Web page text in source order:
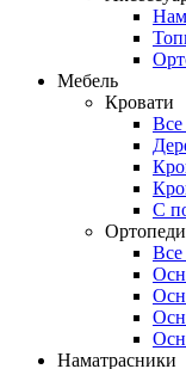
Мебель
Кровати
Все
С
Все
Наматрасники